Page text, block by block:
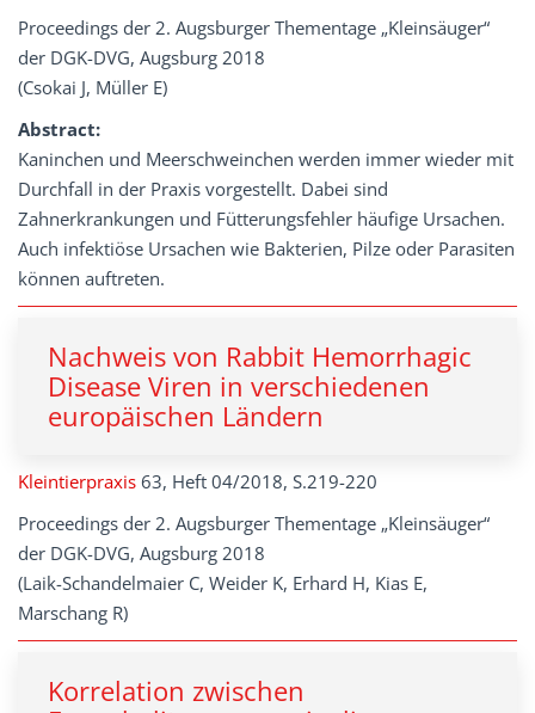
Proceedings der 2. Augsburger Thementage „Kleinsäuger“
der DGK-DVG, Augsburg 2018
(Csokai J, Müller E)
Abstract:
Kaninchen und Meerschweinchen werden immer wieder mit
Durchfall in der Praxis vorgestellt. Dabei sind
Zahnerkrankungen und Fütterungsfehler häufige Ursachen.
Auch infektiöse Ursachen wie Bakterien, Pilze oder Parasiten
können auftreten.
Nachweis von Rabbit Hemorrhagic
Disease Viren in verschiedenen
europäischen Ländern
Kleintierpraxis 63, Heft 04/2018, S.219-220
Proceedings der 2. Augsburger Thementage „Kleinsäuger“
der DGK-DVG, Augsburg 2018
(Laik-Schandelmaier C, Weider K, Erhard H, Kias E,
Marschang R)
Korrelation zwischen